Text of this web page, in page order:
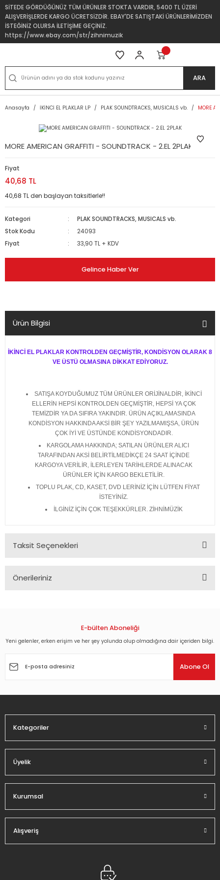
SİTEDE GÖRDÜĞÜNÜZ TÜM ÜRÜNLER STOKTA VARDIR, 5400 TL ÜZERİ
ALIŞVERİŞLERDE KARGO ÜCRETSİZDİR. EBAY'DE SATIŞTAKİ ÜRÜNLERİMİZDEN
İSTEĞİNİZ OLURSA İLETİŞİME GEÇİNİZ.
https://www.ebay.com/str/zihnimuzik
ARA
Anasayfa İKİNCİ EL PLAKLAR LP PLAK SOUNDTRACKS, MUSICALS vb. MORE
MORE AMERICAN GRAFFITI - SOUNDTRACK - 2.EL 2PLAK
Fiyat
40,68 TL
40,68 TL den başlayan taksitlerle!!
Kategori
PLAK SOUNDTRACKS, MUSICALS vb.
Stok Kodu
24093
Fiyat
33,90 TL + KDV
Gelince Haber Ver
Ürün Bilgisi
İKİNCİ EL PLAKLAR KONTROLDEN GEÇMİŞTİR, KONDİSYON OLARAK 8
VE ÜSTÜ OLMASINA DİKKAT EDİYORUZ.
SATIŞA KOYDUĞUMUZ TÜM ÜRÜNLER ORİJİNALDİR, İKİNCİ
ELLERİN HEPSİ KONTROLDEN GEÇMİŞTİR, HEPSİ YA ÇOK
TEMİZDİR YA DA SIFIRA YAKINDIR. ÜRÜN AÇIKLAMASINDA
KONDİSYON HAKKINDA AKSİ BİR ŞEY YAZILMAMIŞSA, ÜRÜN
ÇOK İYİ VE ÜSTÜNDE KONDİSYONDADIR.
KARGOLAMA HAKKINDA; SATILAN ÜRÜNLER ALICI
TARAFINDAN AKSİ BELİRTİLMEDİKÇE 24 SAAT İÇİNDE
KARGOYA VERİLİR, İLERLEYEN TARİHLERDE ALINACAK
ÜRÜNLER İÇİN KARGO BEKLETİLİR.
TOPLU PLAK, CD, KASET, DVD LERİNİZ İÇİN LÜTFEN FİYAT
İSTEYİNİZ.
İLGİNİZ İÇİN ÇOK TEŞEKKÜRLER. ZİHNİMÜZİK
Taksit Seçenekleri
Önerileriniz
Görüş ve önerileriniz için teşekkür ederiz.
Ürün açıklamasında eksik bilgiler bulunuyor.
Ürün fiyatı diğer sitelerden daha pahalı.
E-bülten Aboneliği
Yeni gelenler, erken erişim ve her şey yolunda olup olmadığına dair içeriden bilgi.
Abone Ol
Kategoriler
Üyelik
Kurumsal
Alışveriş